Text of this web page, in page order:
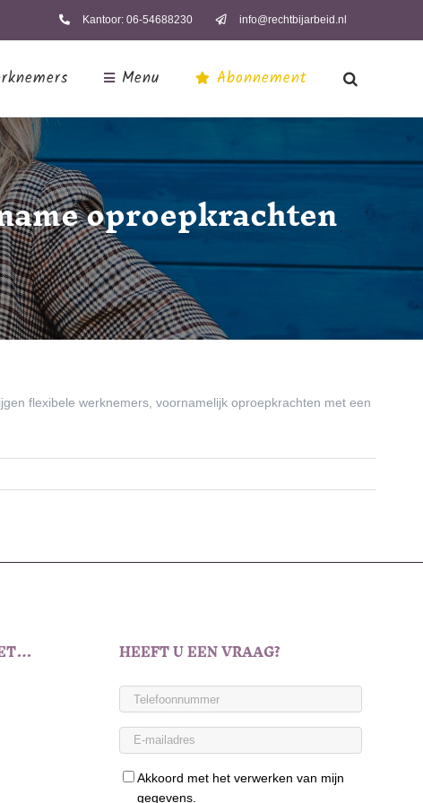
Kantoor: 06-54688230 info@rechtbijarbeid.nl
Menu
Contact
Abonnement
oproepkrachten
flexibele werknemers, voornamelijk oproepkrachten met een
HEEFT U EEN VRAAG?
Akkoord met het verwerken van mijn
gegevens.